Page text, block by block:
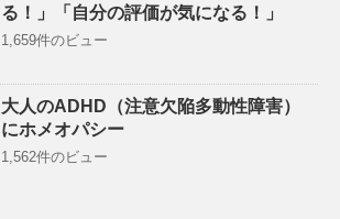
る！」「自分の評価が気になる！」
1,659件のビュー
大人のADHD（注意欠陥多動性障害）
にホメオパシー
1,562件のビュー